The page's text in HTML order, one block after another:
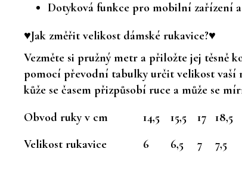
Dotyková funkce pro mobilní zařízení
♥Jak změřit velikost dámské rukavice?♥
Vezměte si pružný metr a přiložte jej těsně
pomocí převodní tabulky určit velikost vaší
kůže se časem přizpůsobí ruce a může se
Obvod ruky v cm
14,5 15,5 17 18,5
Velikost rukavice
6 6,5 7 7,5